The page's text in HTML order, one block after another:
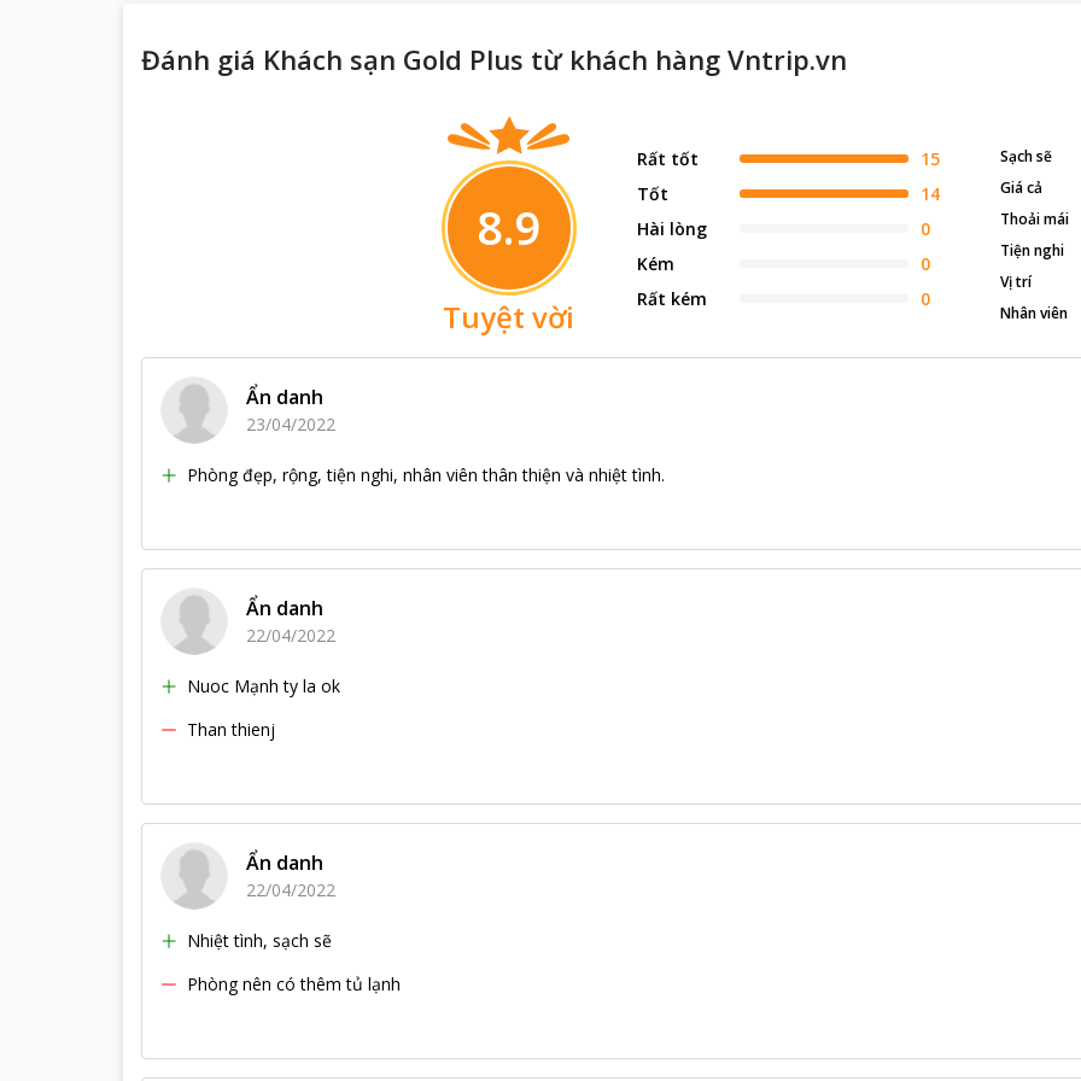
Đánh giá Khách sạn Gold Plus từ khách hàng Vntrip.vn
8.9
Tuyệt vời
Rất tốt
15
Tốt
14
Hài lòng
0
Kém
0
Rất kém
0
Sạch sẽ
Giá cả
Thoải mái
Tiện nghi
Vị trí
Nhân viên
Ẩn danh
23/04/2022
Phòng đẹp, rộng, tiện nghi, nhân viên thân thiện và nhiệt tình.
Ẩn danh
22/04/2022
Nuoc Mạnh ty la ok
Than thienj
Ẩn danh
22/04/2022
Nhiệt tình, sạch sẽ
Phòng nên có thêm tủ lạnh